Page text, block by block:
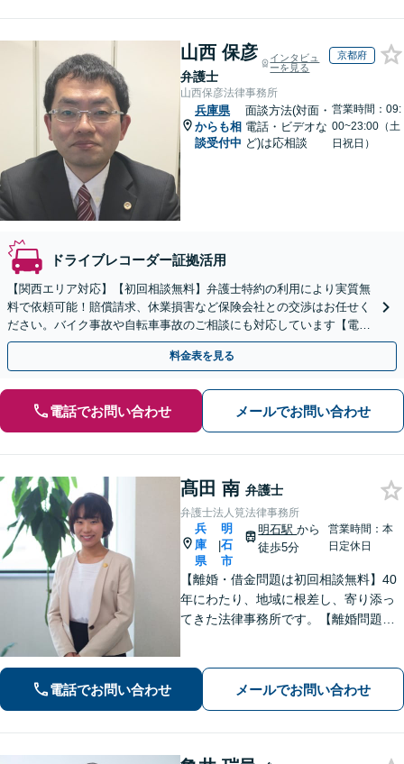
山西 保彦
弁護士
インタビュ
ーを見る
京都府
山西保彦法律事務所
兵庫県
からも相
談受付中
面談方法(対面・
電話・ビデオな
ど)は応相談
営業時間：09:
00~23:00（土
日祝日）
ドライブレコーダー証拠活用
【関西エリア対応】【初回相談無料】弁護士特約の利用により実質無
料で依頼可能！賠償請求、休業損害など保険会社との交渉はお任せく
ださい。バイク事故や自転車事故のご相談にも対応しています【電話
相談23時まで対応】【夜間・休日対応可】
料金表を見る
電話でお問い合わせ メールでお問い合わせ
髙田 南 弁護士
弁護士法人筧法律事務所
兵
庫
県
|
明
石
市
明石駅から
徒歩5分
営業時間：本
日定休日
【離婚・借金問題は初回相談無料】40
年にわたり、地域に根差し、寄り添っ
てきた法律事務所です。【離婚問題】
【借金問題】受任から申し立てまでス
ピーディーに対応いたします【明石駅7
電話でお問い合わせ メールでお問い合わせ